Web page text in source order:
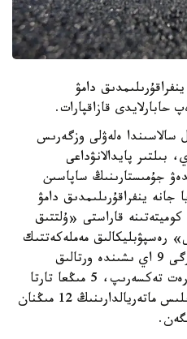
دامۋ
حابارلايدى قازاقپارات.
سالاسىندا ەلەۋلى وزگەرىس
بىلتىر پايدالانۋداعى
جۇمىستارىنىڭ ساپاسىن
جانە ينفراقۇرىلىمدىق دامۋ
قاراستى «ۇلتتىق
رەسپۋبليكالىق مەملەكەتتىك
كاسىپورنى قۇرىلدى. سودان بەرگى 9 اي ىشىندە ورتالىق
ماماندارى اۆتوجولداردى 8 مىڭ رەت تەكسەرىپ، 5 مىڭعا تارتا
زاڭ بۇزۋشىلىقتى انىقتاعان. قۇرىلىس ماتەريالدارىنىڭ 12 مىڭنان